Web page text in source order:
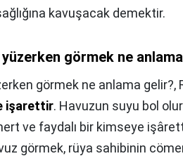
kavuşacak demektir.
görmek ne
görmek ne anlama gelir?,
işarettir. Havuzun suyu bol
ve faydalı bir kimseye
görmek, rüya sahibinin